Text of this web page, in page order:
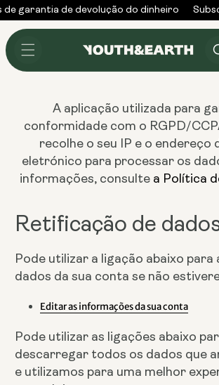
para o
conteúdo
de garantia de devolução do dinheiro
A aplicação utilizada para
conformidade com o RGPD/
recolhe o seu IP e o endereço
eletrónico para processar os
informações, consulte a Política
Retificação de
Pode utilizar a ligação abaixo para
dados da sua conta se não
Editar as informações da sua conta
Pode utilizar as ligações abaixo
descarregar todos os dados que
e utilizamos para uma melhor